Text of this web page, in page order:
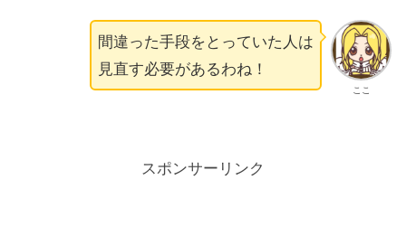
ここ
間違った手段をとっていた人は
見直す必要があるわね！
スポンサーリンク